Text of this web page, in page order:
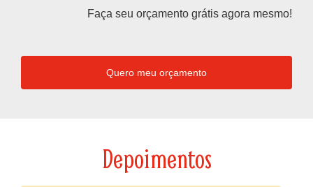
Faça seu orçamento grátis agora mesmo!
Quero meu orçamento
Depoimentos